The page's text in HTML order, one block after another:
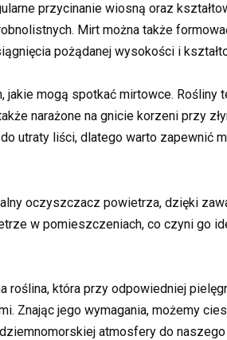
przycinanie wiosną oraz
Mirt można także
pożądanej wysokości i
jakie mogą spotkać mirtowce. Rośliny
narażone na gnicie korzeni przy
utraty liści, dlatego warto zapewnić
oczyszczacz powietrza, dzięki
w pomieszczeniach, co czyni go
roślina, która przy odpowiedniej
Znając jego wymagania, możemy
atmosfery do naszego